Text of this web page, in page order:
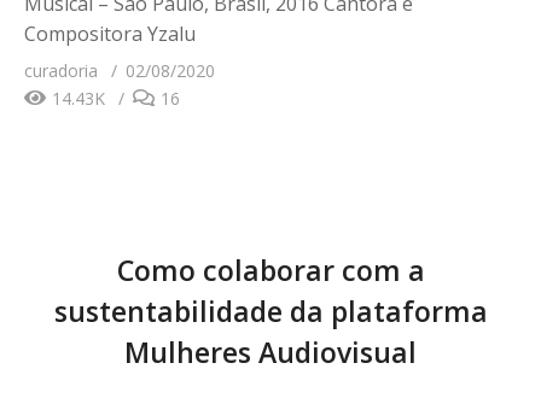
Compositora Yzalu
curadoria
02/08/2020
14.43K
16
Como colaborar com a
sustentabilidade da plataforma
Mulheres Audiovisual